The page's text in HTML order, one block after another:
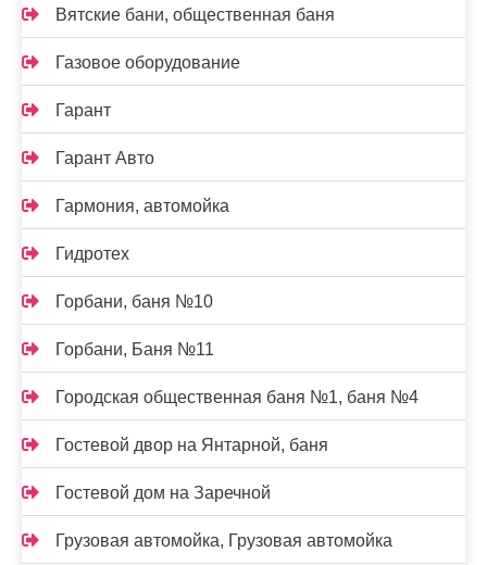
Вятские бани, общественная баня
Газовое оборудование
Гарант
Гарант Авто
Гармония, автомойка
Гидротех
Горбани, баня №10
Горбани, Баня №11
Городская общественная баня №1, баня №4
Гостевой двор на Янтарной, баня
Гостевой дом на Заречной
Грузовая автомойка, Грузовая автомойка